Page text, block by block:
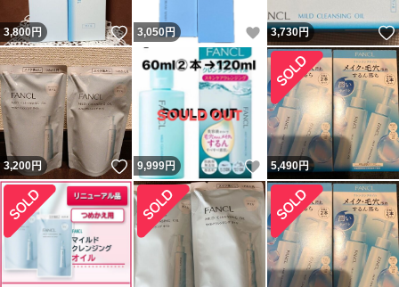
3,800円 いいね！
3,050円 いいね！
3,730円
3,200円 いいね！
9,999円 いいね！
5,490円